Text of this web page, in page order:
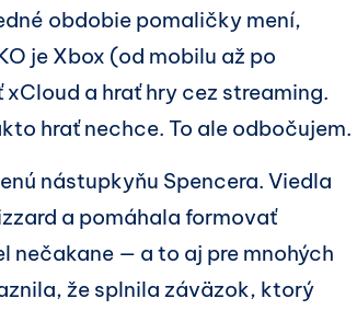
obdobie pomaličky mení,
je Xbox (od mobilu až po
a hrať hry cez streaming.
hrať nechce. To ale odbočujem.
nástupkyňu Spencera. Viedla
a pomáhala formovať
nečakane — a to aj pre mnohých
že splnila záväzok, ktorý